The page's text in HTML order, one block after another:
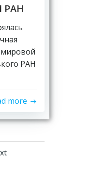
РАН
РАН
more